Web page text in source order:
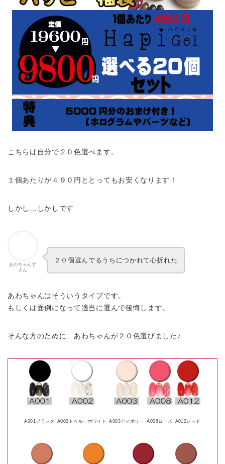
こちらは自分で２０色選べます。
１個あたりが４９０円ととってもお安くなります！
しかし…しかしです
あわちゃんず
さん
２０個選んでるうちにつかれて心折れた
あわちゃんはそういうタイプです。
もしくは面倒になって適当に選んで後悔します。
そんな方のために、あわちゃんが２０色選びました♪
A001ブラック A002トゥルーホワイト A003アイボリー A008ローズ A012レッド